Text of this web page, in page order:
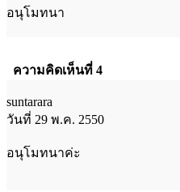
อนุโมทนา
ความคิดเห็นที่ 4
suntarara
วันที่ 29 พ.ค. 2550
อนุโมทนาค่ะ